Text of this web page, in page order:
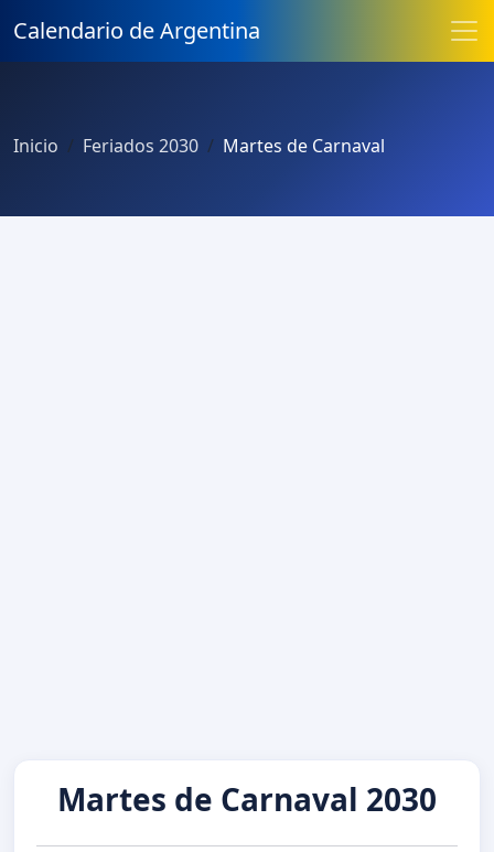
Calendario de Argentina
Inicio Feriados 2030 Martes de Carnaval
Martes de Carnaval 2030